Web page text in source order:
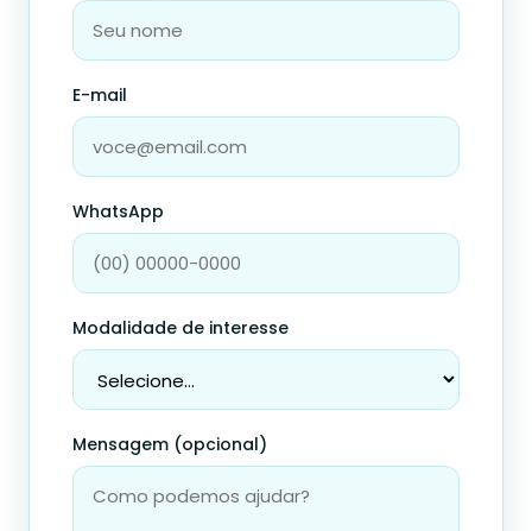
E-mail
WhatsApp
Modalidade de interesse
Mensagem (opcional)